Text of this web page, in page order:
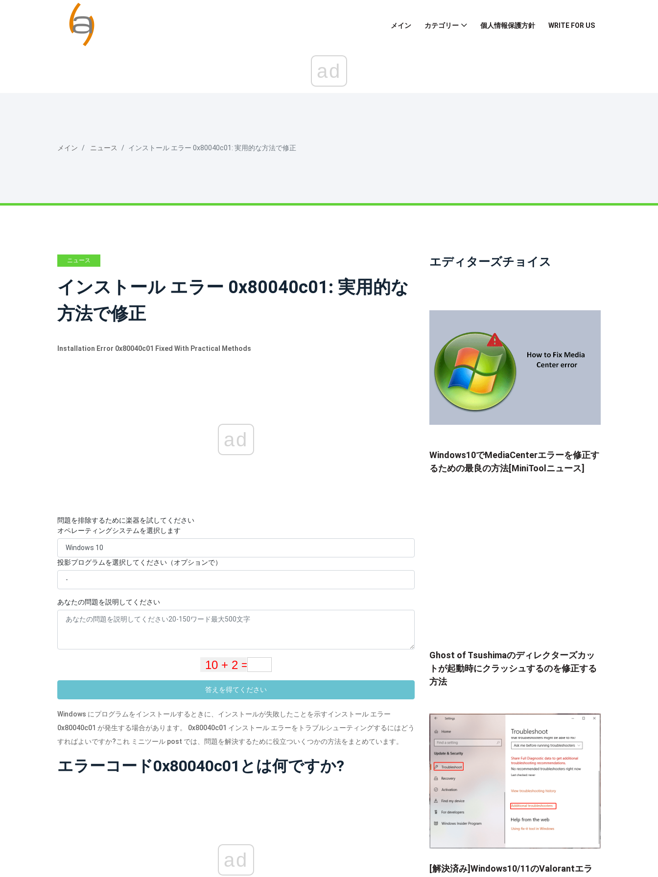
メイン カテゴリー 個人情報保護方針 WRITE FOR US
ad
メイン ニュース インストール エラー 0x80040c01: 実用的な方法で修正
ニュース
インストール エラー 0x80040c01: 実用的な
方法で修正
Installation Error 0x80040c01 Fixed With Practical Methods
ad
問題を排除するために楽器を試してください
オペレーティングシステムを選択します
投影プログラムを選択してください（オプションで）
あなたの問題を説明してください
答えを得てください
Windows にプログラムをインストールするときに、インストールが失敗したことを示すインストール エラー
0x80040c01 が発生する場合があります。 0x80040c01 インストール エラーをトラブルシューティングするにはどう
すればよいですか?これ ミニツール post では、問題を解決するために役立ついくつかの方法をまとめています。
エラーコード0x80040c01とは何ですか?
ad
エディターズチョイス
Windows10でMediaCenterエラーを修正す
るための最良の方法[MiniToolニュース]
Ghost of Tsushimaのディレクターズカッ
トが起動時にクラッシュするのを修正する
方法
[解決済み]Windows10/11のValorantエラ